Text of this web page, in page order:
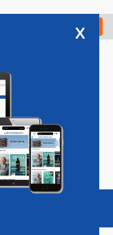
Check in
Vacatures
x